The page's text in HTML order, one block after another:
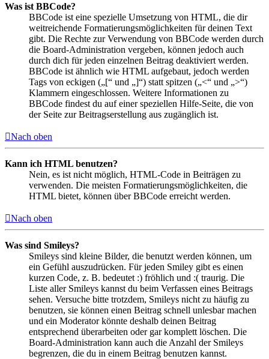
Was ist BBCode?
BBCode ist eine spezielle Umsetzung von HTML, die dir
weitreichende Formatierungsmöglichkeiten für deinen Text
gibt. Die Rechte zur Verwendung von BBCode werden durch
die Board-Administration vergeben, können jedoch auch
durch dich für jeden einzelnen Beitrag deaktiviert werden.
BBCode ist ähnlich wie HTML aufgebaut, jedoch werden
Tags von eckigen („[“ und „]“) statt spitzen („<“ und „>“)
Klammern eingeschlossen. Weitere Informationen zu
BBCode findest du auf einer speziellen Hilfe-Seite, die von
der Seite zur Beitragserstellung aus zugänglich ist.
Nach oben
Kann ich HTML benutzen?
Nein, es ist nicht möglich, HTML-Code in Beiträgen zu
verwenden. Die meisten Formatierungsmöglichkeiten, die
HTML bietet, können über BBCode erreicht werden.
Nach oben
Was sind Smileys?
Smileys sind kleine Bilder, die benutzt werden können, um
ein Gefühl auszudrücken. Für jeden Smiley gibt es einen
kurzen Code, z. B. bedeutet :) fröhlich und :( traurig. Die
Liste aller Smileys kannst du beim Verfassen eines Beitrags
sehen. Versuche bitte trotzdem, Smileys nicht zu häufig zu
benutzen, sie können einen Beitrag schnell unlesbar machen
und ein Moderator könnte deshalb deinen Beitrag
entsprechend überarbeiten oder gar komplett löschen. Die
Board-Administration kann auch die Anzahl der Smileys
begrenzen, die du in einem Beitrag benutzen kannst.